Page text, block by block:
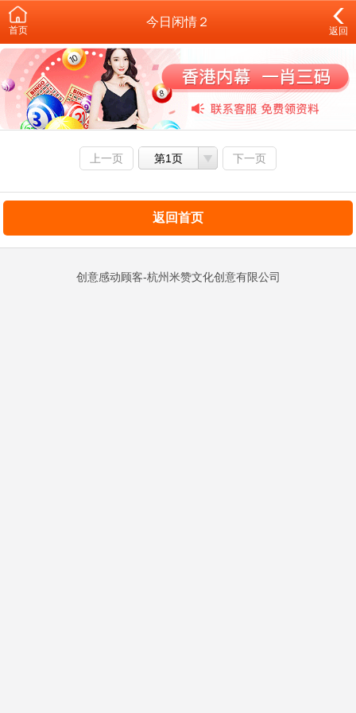
首页
今日闲情２
返回
上一页 第1页 下一页
返回首页
创意感动顾客-杭州米赞文化创意有限公司